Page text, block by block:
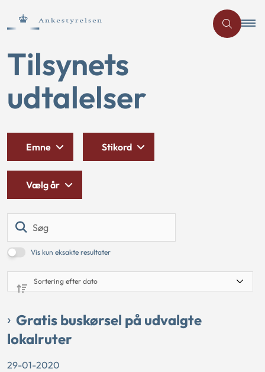
Tilsynets
udtalelser
Vis kun eksakte resultater
Emne Stikord
Vælg år
Gratis buskørsel på udvalgte
lokalruter
29-01-2020